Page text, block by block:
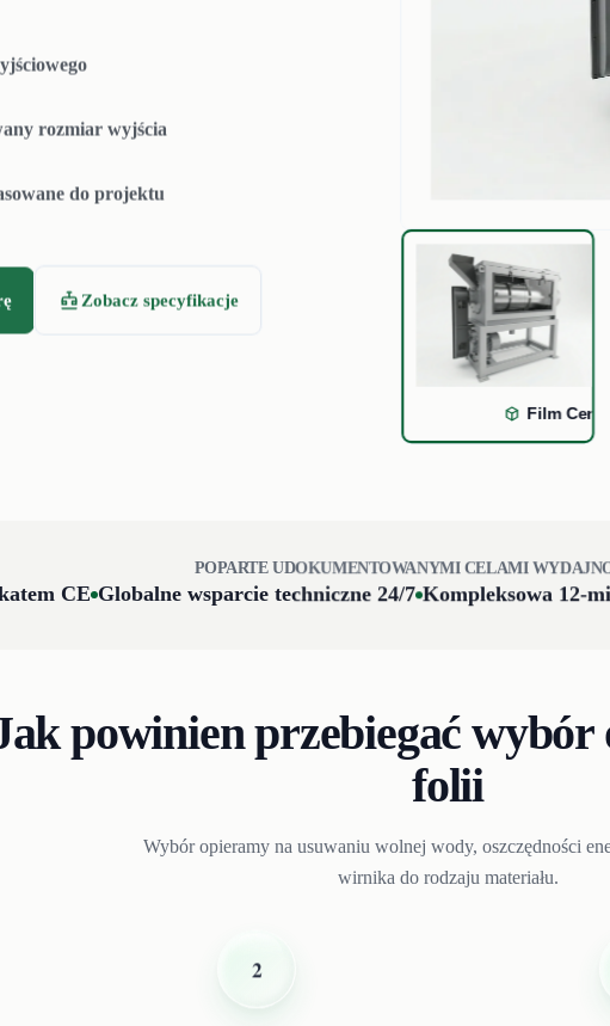
termiczną.
rozmiar wyjścia
do projektu
Zobacz specyfikacje
Film
POPARTE UDOKUMENTOWANYMI CELAMI
CE Globalne wsparcie techniczne 24/7 Kompleksowa 12-
powinien przebiegać
folii
Wybór opieramy na usuwaniu wolnej wody, oszczędności
wirnika do rodzaju materiału.
2